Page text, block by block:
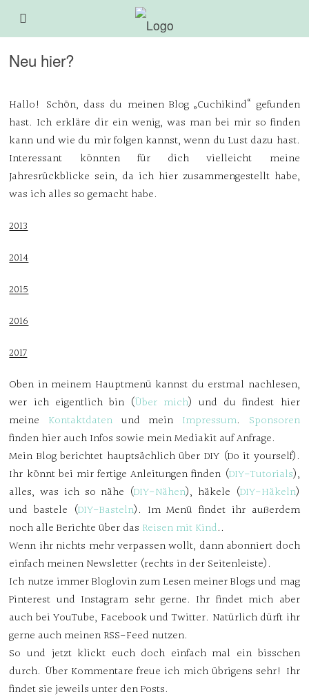
Neu hier?
Hallo! Schön, dass du meinen Blog „Cuchikind“ gefunden
hast. Ich erkläre dir ein wenig, was man bei mir so finden
kann und wie du mir folgen kannst, wenn du Lust dazu hast.
Interessant könnten für dich vielleicht meine
Jahresrückblicke sein, da ich hier zusammengestellt habe,
was ich alles so gemacht habe.
2013
2014
2015
2016
2017
Oben in meinem Hauptmenü kannst du erstmal nachlesen,
wer ich eigentlich bin (Über mich) und du findest hier
meine Kontaktdaten und mein Impressum. Sponsoren
finden hier auch Infos sowie mein Mediakit auf Anfrage.
Mein Blog berichtet hauptsächlich über DIY (Do it yourself).
Ihr könnt bei mir fertige Anleitungen finden (DIY-Tutorials),
alles, was ich so nähe (DIY-Nähen), häkele (DIY-Häkeln)
und bastele (DIY-Basteln). Im Menü findet ihr außerdem
noch alle Berichte über das Reisen mit Kind..
Wenn ihr nichts mehr verpassen wollt, dann abonniert doch
einfach meinen Newsletter (rechts in der Seitenleiste).
Ich nutze immer Bloglovin zum Lesen meiner Blogs und mag
Pinterest und Instagram sehr gerne. Ihr findet mich aber
auch bei YouTube, Facebook und Twitter. Natürlich dürft ihr
gerne auch meinen RSS-Feed nutzen.
So und jetzt klickt euch doch einfach mal ein bisschen
durch. Über Kommentare freue ich mich übrigens sehr! Ihr
findet sie jeweils unter den Posts.